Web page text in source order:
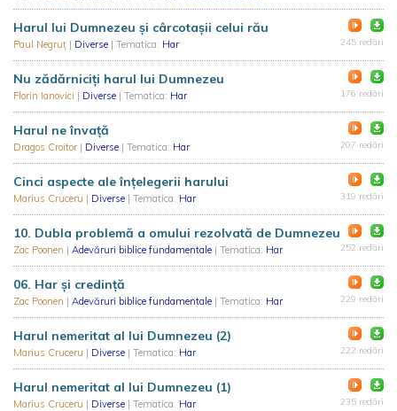
Harul lui Dumnezeu şi cârcotaşii celui rău
Paul Negruț | Diverse | Tematica: Har 245 redări
Nu zădărniciți harul lui Dumnezeu
Florin Ianovici | Diverse | Tematica: Har 176 redări
Harul ne învață
Dragos Croitor | Diverse | Tematica: Har 207 redări
Cinci aspecte ale înțelegerii harului
Marius Cruceru | Diverse | Tematica: Har 319 redări
10. Dubla problemă a omului rezolvată de Dumnezeu
Zac Poonen | Adevăruri biblice fundamentale | Tematica: Har 252 redări
06. Har şi credință
Zac Poonen | Adevăruri biblice fundamentale | Tematica: Har 229 redări
Harul nemeritat al lui Dumnezeu (2)
Marius Cruceru | Diverse | Tematica: Har 222 redări
Harul nemeritat al lui Dumnezeu (1)
Marius Cruceru | Diverse | Tematica: Har 235 redări